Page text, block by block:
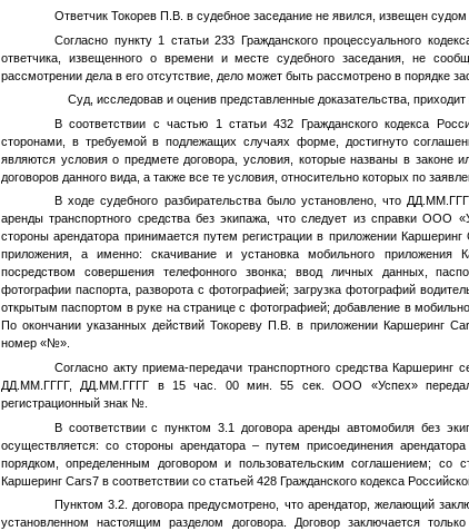
Ответчик Токорев П.В. в судебное заседание не явился, извещен
Согласно пункту 1 статьи 233 Гражданского процессуального
ответчика, извещенного о времени и месте судебного заседания, не
рассмотрении дела в его отсутствие, дело может быть рассмотрено в порядке
Суд, исследовав и оценив представленные доказательства,
В соответствии с частью 1 статьи 432 Гражданского кодекса
сторонами, в требуемой в подлежащих случаях форме, достигнуто
являются условия о предмете договора, условия, которые названы в
договоров данного вида, а также все те условия, относительно которых по
В ходе судебного разбирательства было установлено, что
аренды транспортного средства без экипажа, что следует из справки ООО
стороны арендатора принимается путем регистрации в приложении
приложения, а именно: скачивание и установка мобильного приложения
посредством совершения телефонного звонка; ввод личных данных,
фотографии паспорта, разворота с фотографией; загрузка фотографий
открытым паспортом в руке на странице с фотографией; добавление в
По окончании указанных действийТокореву П.В.
в приложении Каршеринг
номер «№».
Согласно акту приема-передачи транспортного средства
ДД.ММ.ГГГГ, ДД.ММ.ГГГГ в 15 час. 00 мин. 55 сек. ООО «Успех»
регистрационный знак №.
В соответствии с пунктом 3.1 договора аренды автомобиля без
осуществляется: со стороны арендатора – путем присоединения
порядком, определенным договором и пользовательским соглашением; со
Каршеринг Cars7 в соответствии со статьей 428 Гражданского кодекса
Пунктом 3.2. договора предусмотрено, что арендатор, желающий
установленном настоящим разделом договора. Договор заключается